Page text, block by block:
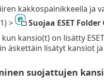
kakkospainikkeella ja
>
Suojaa ESET
kansio(t) on lisätty
äskettäin lisätyt kansiot
suojattujen